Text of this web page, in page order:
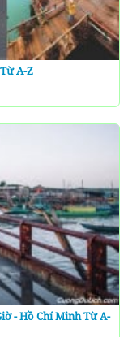
A-Z
- Hồ Chí Minh Từ A-